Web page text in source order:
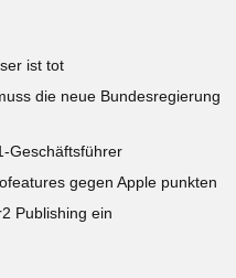
ist tot
die neue Bundesregierung
Geschäftsführer
gegen Apple punkten
Publishing ein